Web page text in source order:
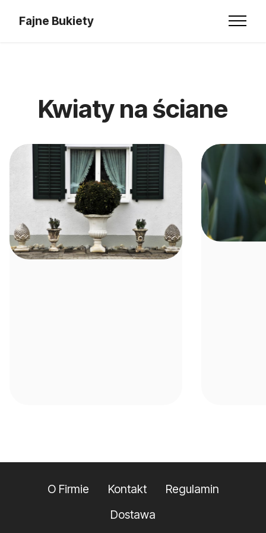
Fajne Bukiety
Kwiaty na ściane
O Firmie Kontakt
Regulamin
Dostawa